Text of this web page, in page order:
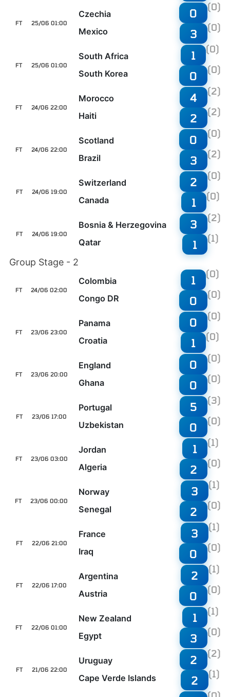
25/06 01:00
FT
Czechia
Mexico
0 (0)
3 (0)
25/06 01:00
FT
South Africa
South Korea
1 (0)
0 (0)
24/06 22:00
FT
Morocco
Haiti
4 (2)
2 (2)
24/06 22:00
FT
Scotland
Brazil
0 (0)
3 (2)
24/06 19:00
FT
Switzerland
Canada
2 (0)
1 (0)
24/06 19:00
FT
Bosnia & Herzegovina
Qatar
3 (2)
1 (1)
Group Stage - 2
24/06 02:00
FT
Colombia
Congo DR
1 (0)
0 (0)
23/06 23:00
FT
Panama
Croatia
0 (0)
1 (0)
23/06 20:00
FT
England
Ghana
0 (0)
0 (0)
23/06 17:00
FT
Portugal
Uzbekistan
5 (3)
0 (0)
23/06 03:00
FT
Jordan
Algeria
1 (1)
2 (0)
23/06 00:00
FT
Norway
Senegal
3 (1)
2 (0)
22/06 21:00
FT
France
Iraq
3 (1)
0 (0)
22/06 17:00
FT
Argentina
Austria
2 (1)
0 (0)
22/06 01:00
FT
New Zealand
Egypt
1 (1)
3 (0)
21/06 22:00
FT
Uruguay
Cape Verde Islands
2 (2)
2 (1)